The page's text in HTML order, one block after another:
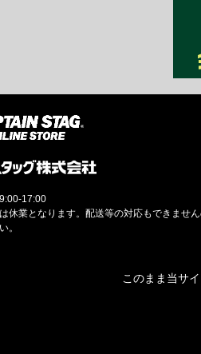
17:00
休業となります。配送等の対応もできませ
。
このまま当サ